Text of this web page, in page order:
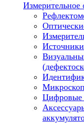
Измерительное
Цифровые